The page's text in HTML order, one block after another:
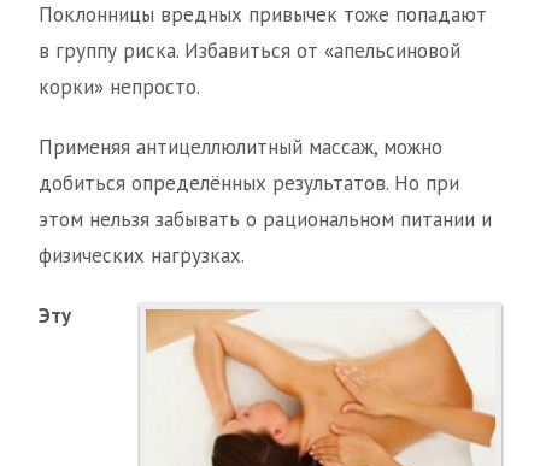
Поклонницы вредных привычек тоже попадают
в группу риска. Избавиться от «апельсиновой
корки» непросто.
Применяя антицеллюлитный массаж, можно
добиться определённых результатов. Но при
этом нельзя забывать о рациональном питании и
физических нагрузках.
Эту